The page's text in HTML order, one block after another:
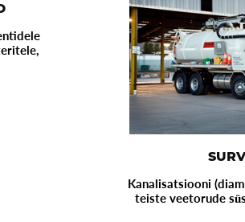
Kanalisatsiooni
teiste veetorude